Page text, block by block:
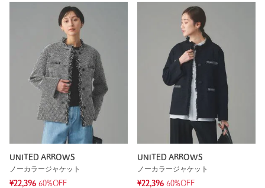
UNITED ARROWS
ノーカラージャケット
¥22,396 60%OFF
UNITED ARROWS
ノーカラージャケット
¥22,396 60%OFF